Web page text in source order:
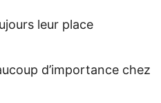
leur place
d’importance chez